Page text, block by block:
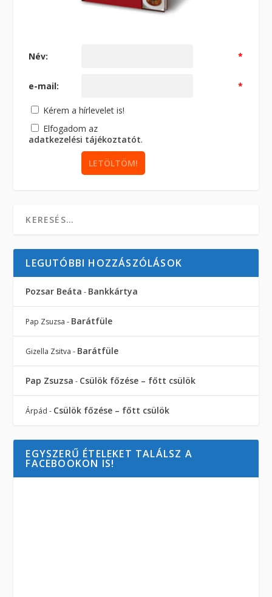
Név: *
e-mail: *
Kérem a hírlevelet is!
Elfogadom az
adatkezelési tájékoztatót.
LEGUTÓBBI HOZZÁSZÓLÁSOK
Pozsar Beáta - Bankkártya
Pap Zsuzsa - Barátfüle
Gizella Zsitva - Barátfüle
Pap Zsuzsa - Csülök főzése – főtt csülök
Árpád - Csülök főzése – főtt csülök
EGYSZERŰ ÉTELEKET TALÁLSZ A
FACEBOOKON IS!